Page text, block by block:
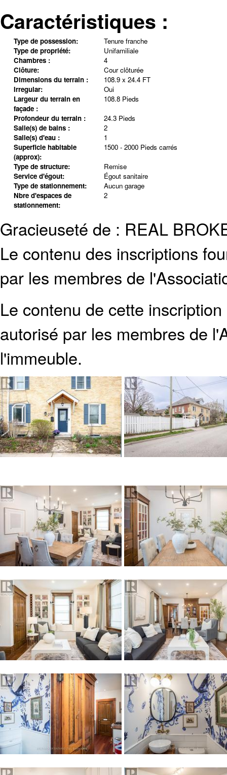
Caractéristiques :
Type de possession:
Tenure franche
Type de propriété:
Unifamiliale
Chambres :
4
Clôture:
Cour clôturée
Dimensions du terrain :
108.9 x 24.4 FT
Irregular:
Oui
Largeur du terrain en
façade :
108.8 Pieds
Profondeur du terrain :
24.3 Pieds
Salle(s) de bains :
2
Salle(s) d'eau :
1
Superficie habitable
(approx):
1500 - 2000 Pieds carrés
Type de structure:
Remise
Service d'égout:
Égout sanitaire
Type de stationnement:
Aucun garage
Nbre d'espaces de
stationnement:
2
Gracieuseté de : REAL
Le contenu des inscriptions
par les membres de
Le contenu de cette
autorisé par les membres de
l'immeuble.